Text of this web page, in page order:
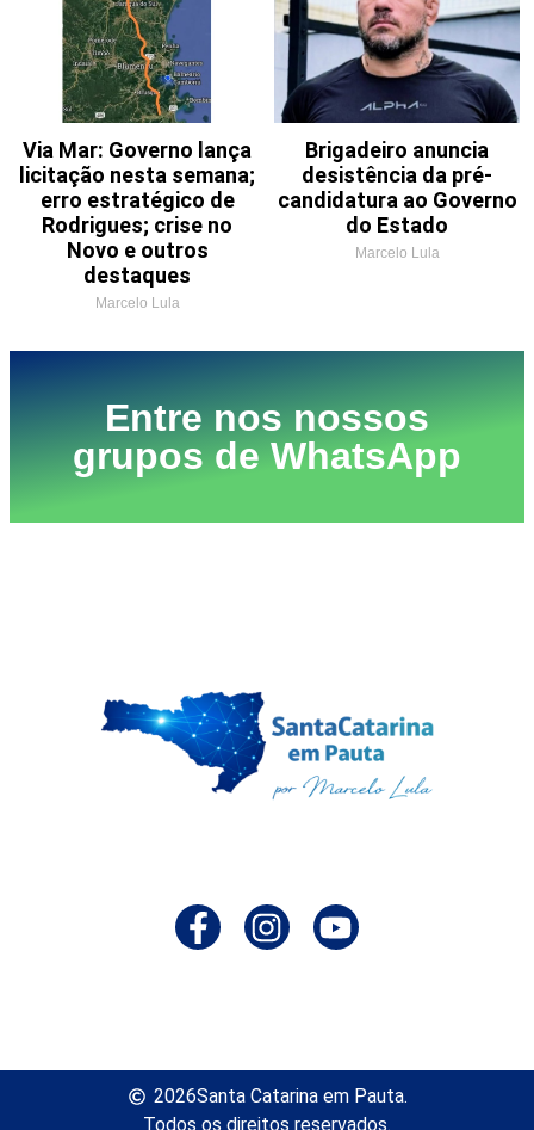
Via Mar: Governo lança
licitação nesta semana;
erro estratégico de
Rodrigues; crise no
Novo e outros
destaques
Marcelo Lula
Brigadeiro anuncia
desistência da pré-
candidatura ao Governo
do Estado
Marcelo Lula
Entre nos nossos
grupos de WhatsApp
2026Santa Catarina em Pauta.
Todos os direitos reservados.